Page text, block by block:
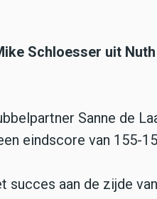
Schloesser uit
Sanne de
eindscore van 155-
aan de zijde